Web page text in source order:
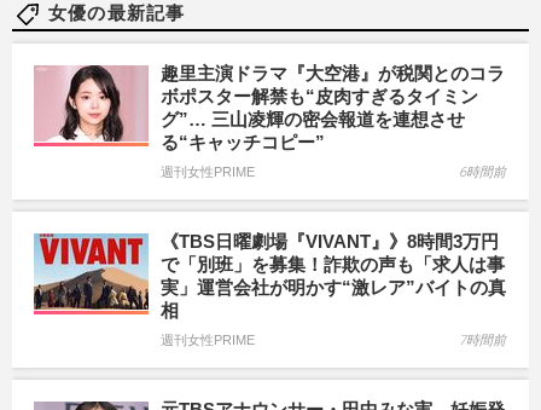
女優の最新記事
趣里主演ドラマ『大空港』が税関とのコラ
ボポスター解禁も“皮肉すぎるタイミン
グ”… 三山凌輝の密会報道を連想させ
る“キャッチコピー”
週刊女性PRIME 6時間前
《TBS日曜劇場『VIVANT』》8時間3万円
で「別班」を募集！詐欺の声も「求人は事
実」運営会社が明かす“激レア”バイトの真
相
週刊女性PRIME 7時間前